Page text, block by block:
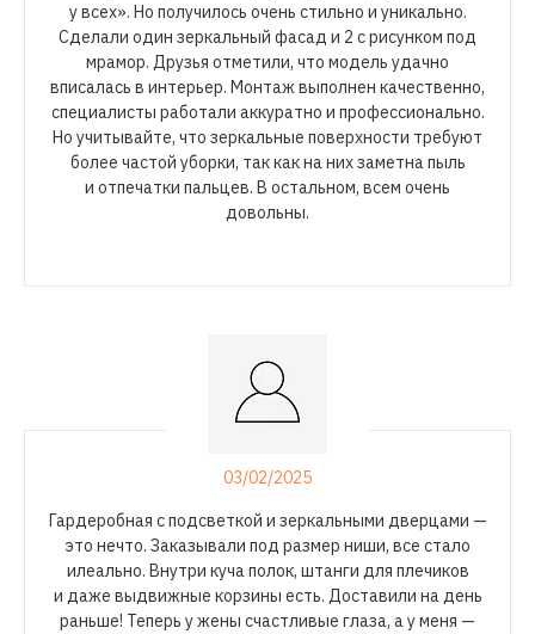
у всех». Но получилось очень стильно и уникально.
Сделали один зеркальный фасад и 2 с рисунком под
мрамор. Друзья отметили, что модель удачно
вписалась в интерьер. Монтаж выполнен качественно,
специалисты работали аккуратно и профессионально.
Но учитывайте, что зеркальные поверхности требуют
более частой уборки, так как на них заметна пыль
и отпечатки пальцев. В остальном, всем очень
довольны.
03/02/2025
Гардеробная с подсветкой и зеркальными дверцами —
это нечто. Заказывали под размер ниши, все стало
илеально. Внутри куча полок, штанги для плечиков
и даже выдвижные корзины есть. Доставили на день
раньше! Теперь у жены счастливые глаза, а у меня —